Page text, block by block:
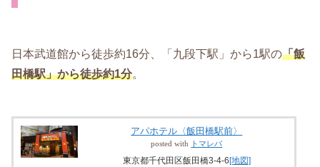
日本武道館から徒歩約16分、「九段下駅」から1駅の「飯
田橋駅」から徒歩約1分。
アパホテル〈飯田橋駅前〉
posted with トマレバ
東京都千代田区飯田橋3-4-6[地図]